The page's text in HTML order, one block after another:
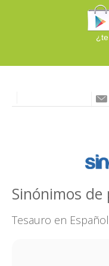
¿te
Sinónimos
Tesauro en